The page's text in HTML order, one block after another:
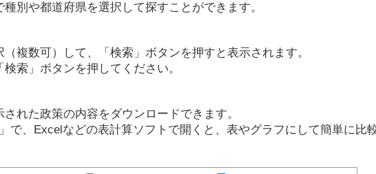
別や都道府県を選択して探すことができます。
複数可）して、「検索」ボタンを押すと表示されます。
索」ボタンを押してください。
れた政策の内容をダウンロードできます。
で、Excelなどの表計算ソフトで開くと、表やグラフにして簡単に比